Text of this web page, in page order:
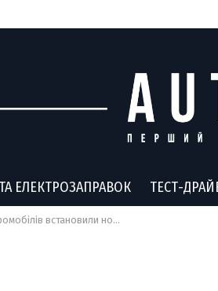
ЕЛЕКТРОЗАПРАВОК ТЕСТ-
встановили новий світовий рекорд